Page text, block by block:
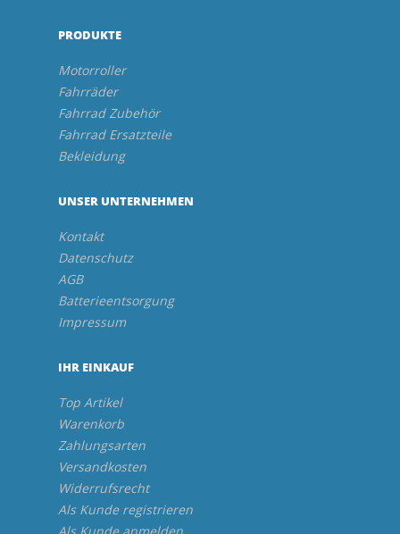
PRODUKTE
Motorroller
Fahrräder
Fahrrad Zubehör
Fahrrad Ersatzteile
Bekleidung
UNSER UNTERNEHMEN
Kontakt
Datenschutz
AGB
Batterieentsorgung
Impressum
IHR EINKAUF
Top Artikel
Warenkorb
Zahlungsarten
Versandkosten
Widerrufsrecht
Als Kunde registrieren
Als Kunde anmelden